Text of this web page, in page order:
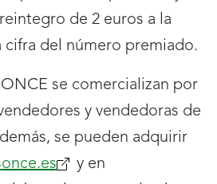
de 2 euros a la
cifra del número premiado.
se comercializan por
y vendedoras de
se pueden adquirir
y en